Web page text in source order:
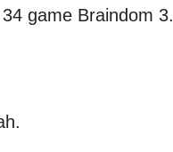
game Braindom 3.